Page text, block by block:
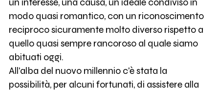
un interesse, una causa, un ideale condiviso in
modo quasi romantico, con un riconoscimento
reciproco sicuramente molto diverso rispetto a
quello quasi sempre rancoroso al quale siamo
abituati oggi.
All'alba del nuovo millennio c'è stata la
possibilità, per alcuni fortunati, di assistere alla